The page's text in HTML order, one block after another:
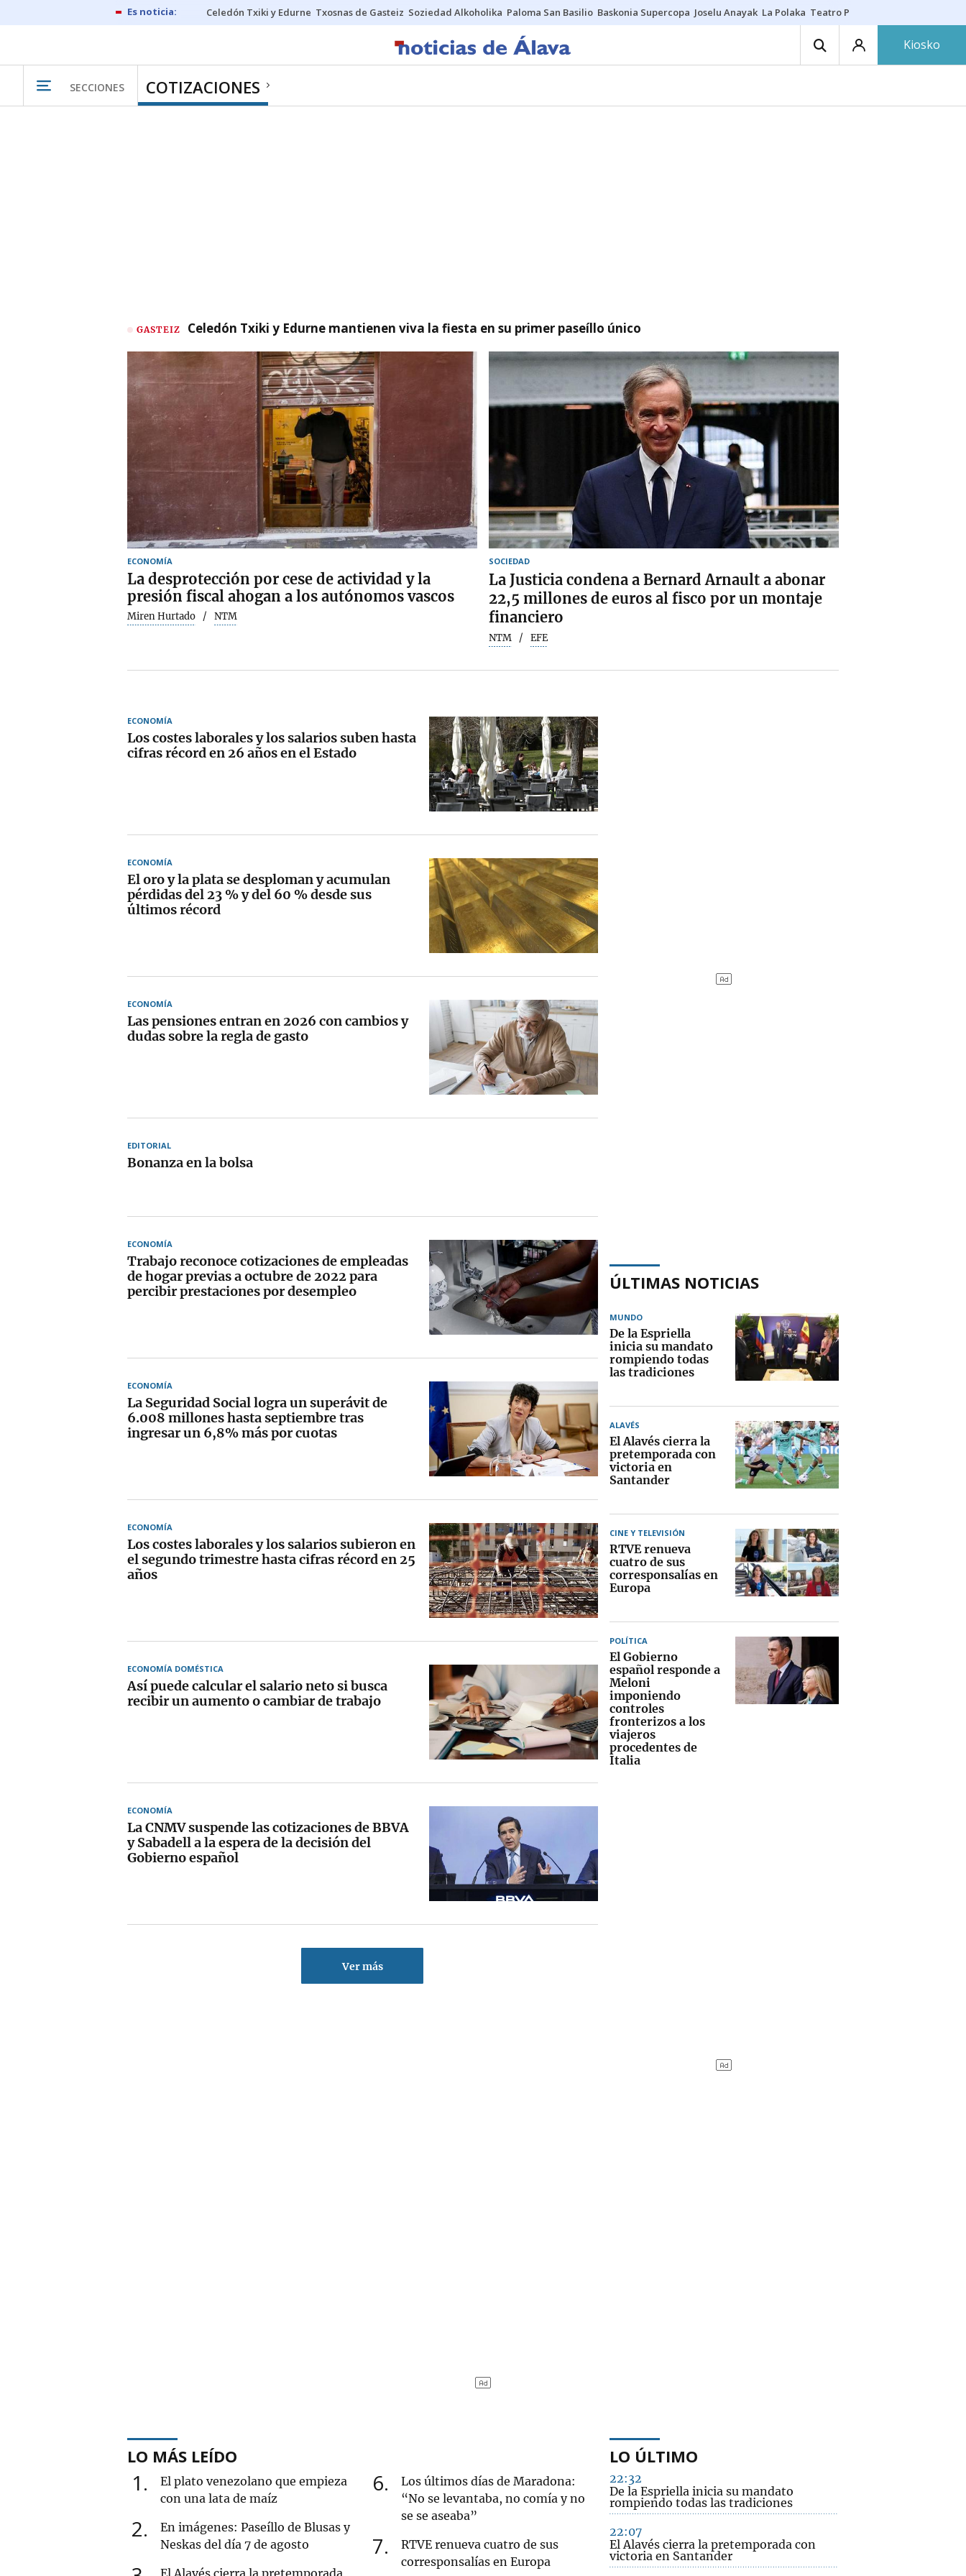
Celedón Txiki y Edurne Txosnas de Gasteiz Soziedad Alkoholika Paloma San Basilio Baskonia Supercopa Joselu Anayak La Polaka Teatro Principal
Kiosko
SECCIONES COTIZACIONES
GASTEIZ Celedón Txiki y Edurne mantienen viva la fiesta en su primer paseíllo único
ECONOMÍA
La desprotección por cese de actividad y la
presión fiscal ahogan a los autónomos vascos
Miren Hurtado NTM
SOCIEDAD
La Justicia condena a Bernard Arnault a abonar
22,5 millones de euros al fisco por un montaje
financiero
NTM EFE
ECONOMÍA
Los costes laborales y los salarios suben hasta
cifras récord en 26 años en el Estado
ECONOMÍA
El oro y la plata se desploman y acumulan
pérdidas del 23 % y del 60 % desde sus
últimos récord
ECONOMÍA
Las pensiones entran en 2026 con cambios y
dudas sobre la regla de gasto
EDITORIAL
Bonanza en la bolsa
ECONOMÍA
Trabajo reconoce cotizaciones de empleadas
de hogar previas a octubre de 2022 para
percibir prestaciones por desempleo
ECONOMÍA
La Seguridad Social logra un superávit de
6.008 millones hasta septiembre tras
ingresar un 6,8% más por cuotas
ECONOMÍA
Los costes laborales y los salarios subieron en
el segundo trimestre hasta cifras récord en 25
años
ECONOMÍA DOMÉSTICA
Así puede calcular el salario neto si busca
recibir un aumento o cambiar de trabajo
ECONOMÍA
La CNMV suspende las cotizaciones de BBVA
y Sabadell a la espera de la decisión del
Gobierno español
Ver más
ÚLTIMAS NOTICIAS
MUNDO
De la Espriella
inicia su mandato
rompiendo todas
las tradiciones
ALAVÉS
El Alavés cierra la
pretemporada con
victoria en
Santander
CINE Y TELEVISIÓN
RTVE renueva
cuatro de sus
corresponsalías en
Europa
POLÍTICA
El Gobierno
español responde a
Meloni
imponiendo
controles
fronterizos a los
viajeros
procedentes de
Italia
LO MÁS LEÍDO
1
El plato venezolano que empieza
con una lata de maíz
2
En imágenes: Paseíllo de Blusas y
Neskas del día 7 de agosto
El Alavés cierra la pretemporada
6
Los últimos días de Maradona:
“No se levantaba, no comía y no
se se aseaba”
7
RTVE renueva cuatro de sus
corresponsalías en Europa
LO ÚLTIMO
22:32
De la Espriella inicia su mandato
rompiendo todas las tradiciones
22:07
El Alavés cierra la pretemporada con
victoria en Santander